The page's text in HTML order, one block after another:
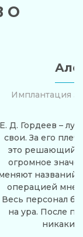
О
нагрузкой
во все
Думаю,
имеет
не
рядом. Перед
успокоил.
Все прошло
времени,